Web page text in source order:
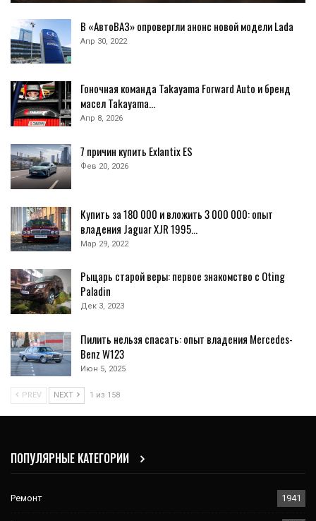
В «АвтоВАЗ» опровергли анонс новой модели Lada
Апр 30, 2022
Гоночная команда Takayama Forward Auto и бренд
масел Takayama…
Апр 8, 2026
7 причин купить Exlantix ES
Фев 20, 2026
Купить за 180 000 и вложить 3 000 000: опыт
владения Jaguar XJR 1995…
Мар 29, 2022
Рыцарь старой веры: первое знакомство с Oting
Paladin
Дек 3, 2023
Пилить нельзя спасать: опыт владения Mercedes-
Benz W123
Июн 5, 2025
PREV NEXT 1 из 158
ПОПУЛЯРНЫЕ КАТЕГОРИИ
Ремонт 1941